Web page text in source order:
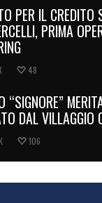
PER IL CREDITO
PRIMA
48
“SIGNORE”
DAL VILLAGGIO
106